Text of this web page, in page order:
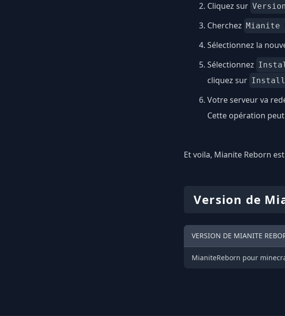
Cliquez sur
Cherchez Mianite
Sélectionnez la
Sélectionnez
cliquez sur
Votre serveur va
Cette opération
Et voila, Mianite Reborn
Version de
VERSION DE MIANITE
MianiteReborn pour